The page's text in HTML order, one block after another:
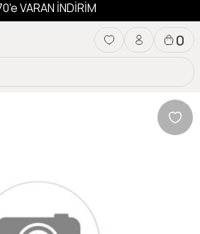
VARAN İNDİRİM
0